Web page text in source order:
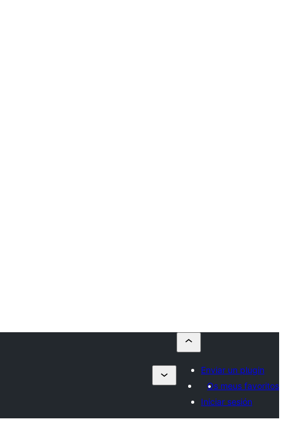
Enviar un plugin
Os meus favoritos
Iniciar sesión